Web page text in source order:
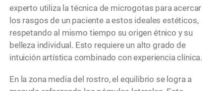
experto utiliza la técnica de microgotas para acercar
los rasgos de un paciente a estos ideales estéticos,
respetando al mismo tiempo su origen étnico y su
belleza individual. Esto requiere un alto grado de
intuición artística combinado con experiencia clínica.
En la zona media del rostro, el equilibrio se logra a